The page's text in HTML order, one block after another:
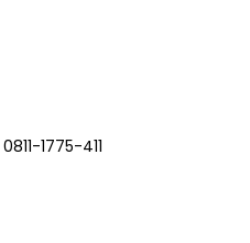
0811-1775-411